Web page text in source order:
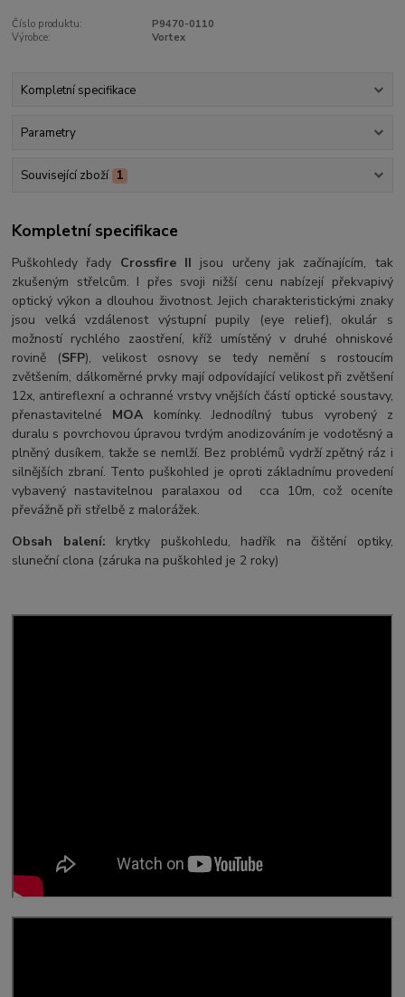
Číslo produktu:
P9470-0110
Výrobce:
Vortex
Kompletní specifikace
Parametry
Související zboží 1
Kompletní specifikace
Puškohledy řady Crossfire II jsou určeny jak začínajícím, tak
zkušeným střelcům. I přes svoji nižší cenu nabízejí překvapivý
optický výkon a dlouhou životnost. Jejich charakteristickými znaky
jsou velká vzdálenost výstupní pupily (eye relief), okulár s
možností rychlého zaostření, kříž umístěný v druhé ohniskové
rovině (SFP), velikost osnovy se tedy nemění s rostoucím
zvětšením, dálkoměrné prvky mají odpovídající velikost při zvětšení
12x, antireflexní a ochranné vrstvy vnějších částí optické soustavy,
přenastavitelné MOA komínky. Jednodílný tubus vyrobený z
duralu s povrchovou úpravou tvrdým anodizováním je vodotěsný a
plněný dusíkem, takže se nemlží. Bez problémů vydrží zpětný ráz i
silnějších zbraní. Tento puškohled je oproti základnímu provedení
vybavený nastavitelnou paralaxou od cca 10m, což oceníte
převážně při střelbě z malorážek.
Obsah balení: krytky puškohledu, hadřík na čištění optiky,
sluneční clona (záruka na puškohled je 2 roky)